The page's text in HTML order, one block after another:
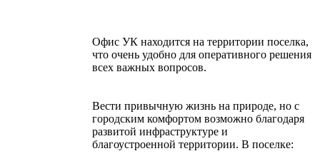
Офис УК находится на территории поселка,
что очень удобно для оперативного решения
всех важных вопросов.
Вести привычную жизнь на природе, но с
городским комфортом возможно благодаря
развитой инфраструктуре и
благоустроенной территории. В поселке: